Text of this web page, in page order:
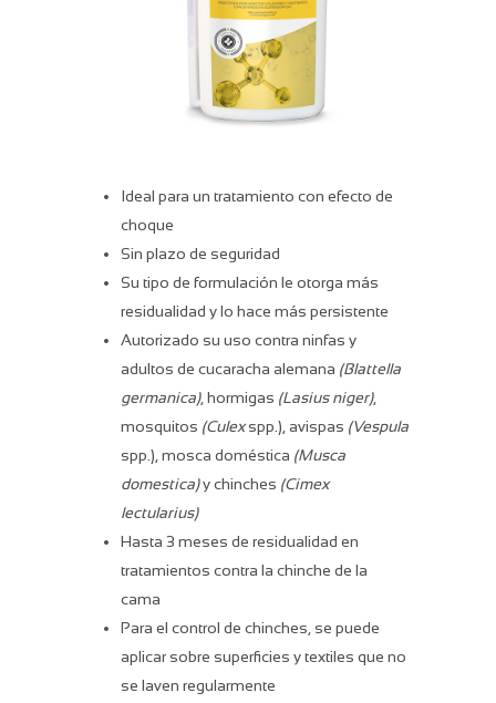
Ideal para un tratamiento con efecto de
choque
Sin plazo de seguridad
Su tipo de formulación le otorga más
residualidad y lo hace más persistente
Autorizado su uso contra ninfas y
adultos de cucaracha alemana (Blattella
germanica), hormigas (Lasius niger),
mosquitos (Culexspp.), avispas (Vespula
spp.), mosca doméstica (Musca
domestica)y chinches (Cimex
lectularius)
Hasta 3 meses de residualidad en
tratamientos contra la chinche de la
cama
Para el control de chinches, se puede
aplicar sobre superficies y textiles que no
se laven regularmente